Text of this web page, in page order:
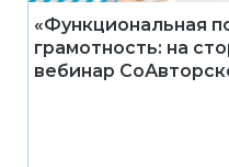
«Функциональная
грамотность: на
вебинар